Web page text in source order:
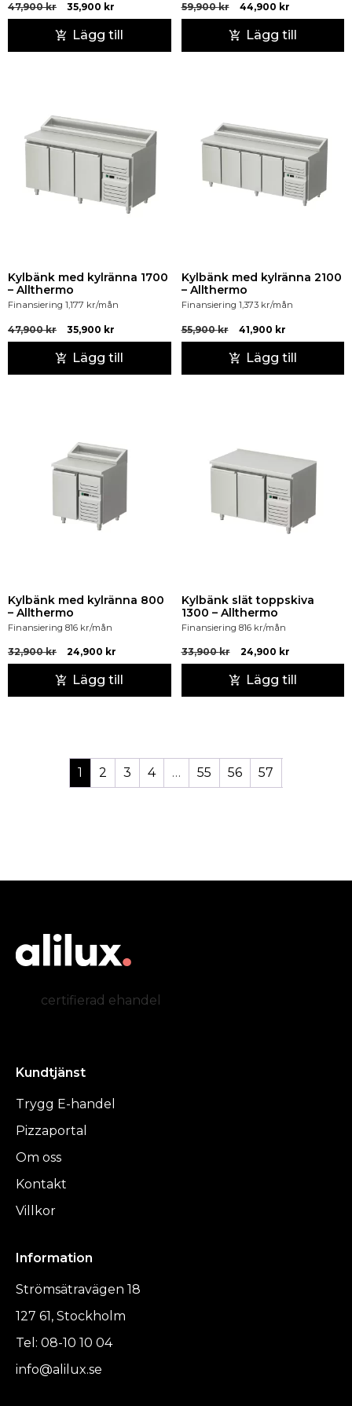
47,900kr 35,900 kr
Lägg till
59,900kr 44,900 kr
Lägg till
Kylbänk med kylränna 1700
– Allthermo
Finansiering 1,177 kr/mån
47,900kr 35,900 kr
Lägg till
Kylbänk med kylränna 2100
– Allthermo
Finansiering 1,373 kr/mån
55,900kr 41,900 kr
Lägg till
Kylbänk med kylränna 800
– Allthermo
Finansiering 816 kr/mån
32,900kr 24,900 kr
Lägg till
Kylbänk slät toppskiva
1300 – Allthermo
Finansiering 816 kr/mån
33,900kr 24,900 kr
Lägg till
1 2 3 4 … 55 56 57
certifierad ehandel
Kundtjänst
Trygg E-handel
Pizzaportal
Om oss
Kontakt
Villkor
Information
Strömsätravägen 18
127 61, Stockholm
Tel: 08-10 10 04
info@alilux.se